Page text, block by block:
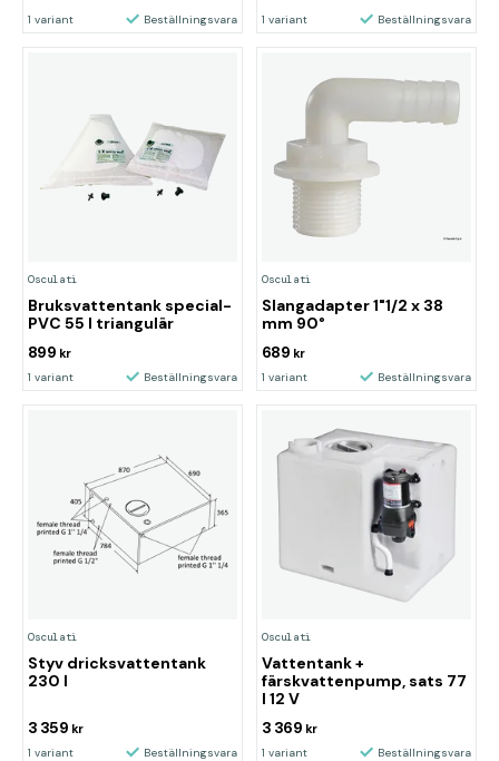
1 variant Beställningsvara 1 variant Beställningsvara
Osculati
Bruksvattentank special-
PVC 55 l triangulär
899 kr
1 variant Beställningsvara
Osculati
Slangadapter 1"1/2 x 38
mm 90°
689 kr
1 variant Beställningsvara
Osculati
Styv dricksvattentank
230 l
3 359 kr
1 variant Beställningsvara
Osculati
Vattentank +
färskvattenpump, sats 77
l 12 V
3 369 kr
1 variant Beställningsvara